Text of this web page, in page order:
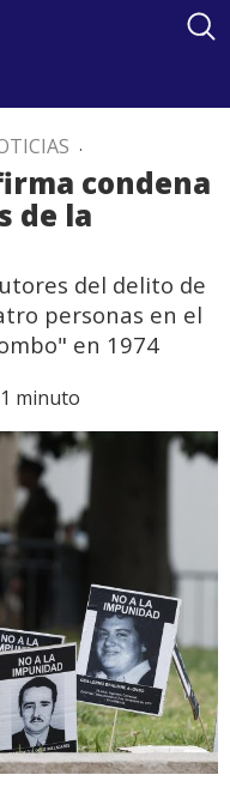
.
condena
de la
del delito de
personas en el
en 1974
minuto